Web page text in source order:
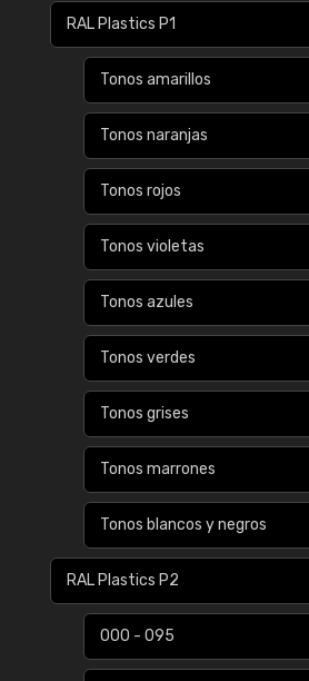
RAL Plastics P1
Tonos amarillos
Tonos naranjas
Tonos rojos
Tonos violetas
Tonos azules
Tonos verdes
Tonos grises
Tonos marrones
Tonos blancos y negros
RAL Plastics P2
000 - 095